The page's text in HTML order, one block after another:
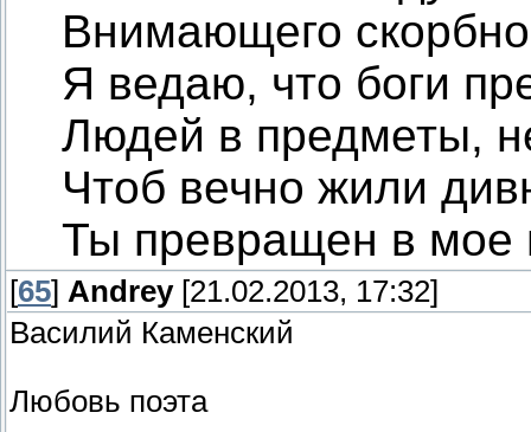
Внимающего
Я ведаю, что боги
Людей в предметы,
Чтоб вечно жили
Ты превращен в мое
[65] Andrey[21.02.2013, 17:32]
Василий Каменский
Любовь поэта